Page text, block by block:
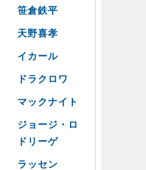
笹倉鉄平
天野喜孝
イカール
ドラクロワ
マックナイト
ジョージ・ロ
ドリーゲ
ラッセン